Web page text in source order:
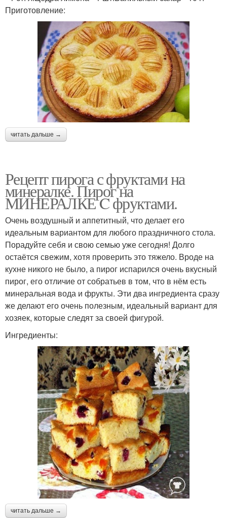
Приготовление:
читать дальше →
Рецепт пирога с фруктами на
минералке. Пирог на
МИНЕРАЛКЕ C фруктами.
Очень воздушный и аппетитный, что делает его
идеальным вариантом для любого праздничного стола.
Порадуйте себя и свою семью уже сегодня! Долго
остаётся свежим, хотя проверить это тяжело. Вроде на
кухне никого не было, а пирог испарился очень вкусный
пирог, его отличие от собратьев в том, что в нём есть
минеральная вода и фрукты. Эти два ингредиента сразу
же делают его очень полезным, идеальный вариант для
хозяек, которые следят за своей фигурой.
Ингредиенты:
читать дальше →